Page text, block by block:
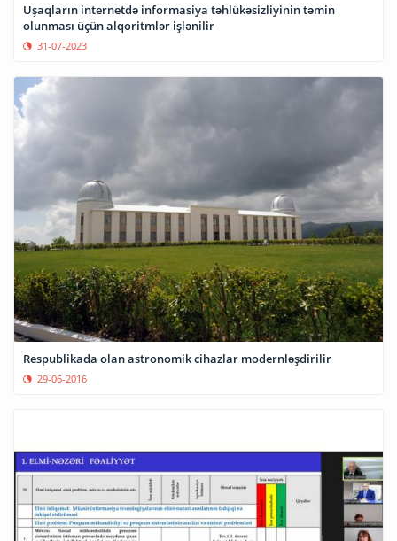
Uşaqların internetdə informasiya təhlükəsizliyinin təmin
olunması üçün alqoritmlər işlənilir
31-07-2023
Respublikada olan astronomik cihazlar modernləşdirilir
29-06-2016